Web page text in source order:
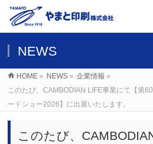
NEWS
HOME » NEWS » 企業情報 »
このたび、CAMBODIAN LIFE事業にて【第
ードショー2026】に出展いたします。
このたび、